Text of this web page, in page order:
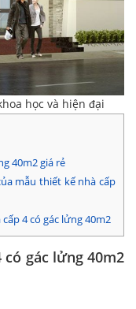
học và hiện đại
40m2 giá rẻ
mẫu thiết kế nhà cấp
4 có gác lửng 40m2
gác lửng 40m2